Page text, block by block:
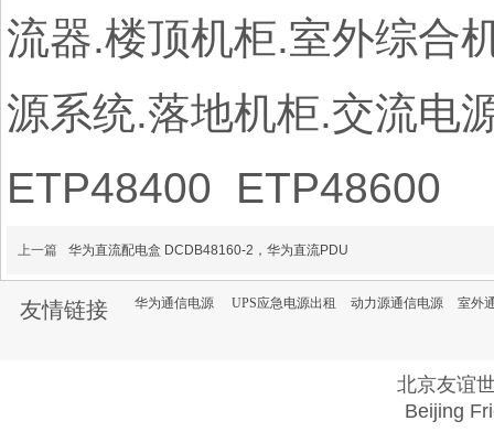
流器.楼顶机柜.室外综合
源系统.落地机柜.交流电
ETP48400 ETP48600
上一篇 华为直流配电盒 DCDB48160-2，华为直流PDU
友情链接 华为通信电源 室外
动力源通信电源
UPS应急电源出租
北京友谊
Beijing